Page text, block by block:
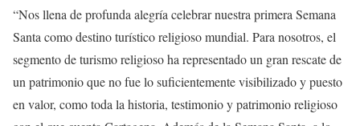
“Nos llena de profunda alegría celebrar nuestra primera Semana
Santa como destino turístico religioso mundial. Para nosotros, el
segmento de turismo religioso ha representado un gran rescate de
un patrimonio que no fue lo suficientemente visibilizado y puesto
en valor, como toda la historia, testimonio y patrimonio religioso